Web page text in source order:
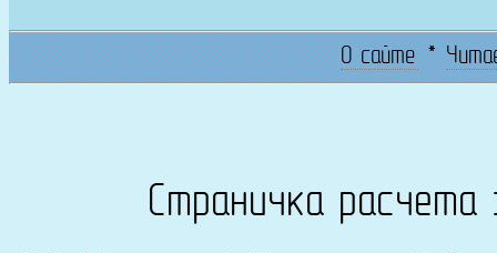
О сайте*
Страничка